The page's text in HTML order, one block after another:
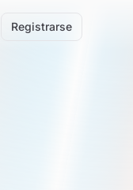
Registrarse